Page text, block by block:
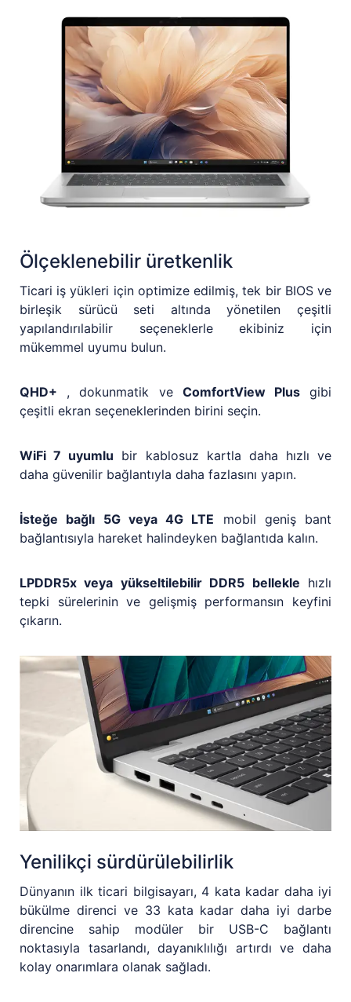
Ölçeklenebilir üretkenlik
Ticari iş yükleri için optimize edilmiş, tek bir BIOS ve
birleşik sürücü seti altında yönetilen çeşitli
yapılandırılabilir seçeneklerle ekibiniz için
mükemmel uyumu bulun.
QHD+ , dokunmatik ve ComfortView Plusgibi
çeşitli ekran seçeneklerinden birini seçin.
WiFi 7 uyumlu bir kablosuz kartla daha hızlı ve
daha güvenilir bağlantıyla daha fazlasını yapın.
İsteğe bağlı 5G veya 4G LTE mobil geniş bant
bağlantısıyla hareket halindeyken bağlantıda kalın.
LPDDR5x veya yükseltilebilir DDR5 bellekle hızlı
tepki sürelerinin ve gelişmiş performansın keyfini
çıkarın.
Yenilikçi sürdürülebilirlik
Dünyanın ilk ticari bilgisayarı, 4 kata kadar daha iyi
bükülme direnci ve 33 kata kadar daha iyi darbe
direncine sahip modüler bir USB-C bağlantı
noktasıyla tasarlandı, dayanıklılığı artırdı ve daha
kolay onarımlara olanak sağladı.